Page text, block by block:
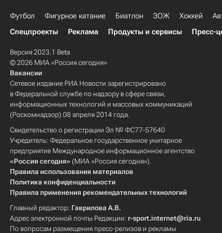
Футбол Фигурное катание Биатлон ЗОЖ Хоккей
Спецпроекты
Реклама Продукты и сервисы Пресс-
Версия 2023.1 Beta
© 2026 МИА «Россия сегодня»
Вакансии
Сетевое издание РИА Новости зарегистрировано
в Федеральной службе по надзору в сфере связи,
информационных технологий и массовых коммуникаций
(Роскомнадзор) 08 апреля 2014 года.
Свидетельство о регистрации Эл № ФС77-57640
Учредитель: Федеральное государственное унитарное
предприятие Международное информационное агентство
«Россия сегодня» (МИА «Россия сегодня»).
Правила использования материалов
Политика конфиденциальности
Правила применения рекомендательных технологий
Главный редактор: Гаврилова А.В.
Адрес электронной почты Редакции: r-sport.internet@ria.ru
По вопросам размещения пресс-релизов и рекламы